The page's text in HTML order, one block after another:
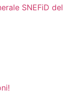
SNEFiD del